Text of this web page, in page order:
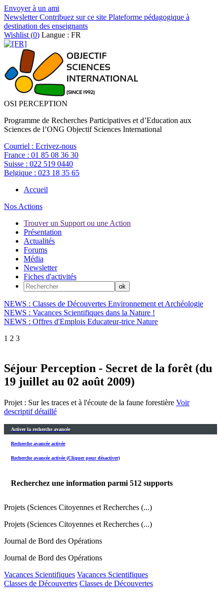
Envoyer à un ami
NewsletterContribuez sur ce site Plateforme pédagogique à
destination des enseignants
Wishlist (0) Langue : FR
OSI PERCEPTION
Programme de Recherches Participatives et d’Education aux
Sciences de l’ONG Objectif Sciences International
Courriel : Ecrivez-nous
France : 01 85 08 36 30
Suisse : 022 519 0440
Belgique : 023 18 35 65
Accueil
Nos Actions
Trouver un Support ou une Action
Présentation
Actualités
Forums
Média
Newsletter
Fiches d'activités
NEWS : Classes de Découvertes Environnement et Archéologie
NEWS : Vacances Scientifiques dans la Nature !
NEWS : Offres d'Emplois Educateur-trice Nature
1 2 3
Séjour Perception - Secret de la forêt (du
19 juillet au 02 août 2009)
Projet : Sur les traces et à l'écoute de la faune forestière Voir
descriptif détaillé
Activer la recherche avancée
Recherche avancée activée
Recherche avancée activée (Cliquer pour désactiver)
Recherchez une information parmi 512 supports
Projets (Sciences Citoyennes et Recherches (...)
Projets (Sciences Citoyennes et Recherches (...)
Journal de Bord des Opérations
Journal de Bord des Opérations
Vacances Scientifiques Vacances Scientifiques
Classes de Découvertes Classes de Découvertes